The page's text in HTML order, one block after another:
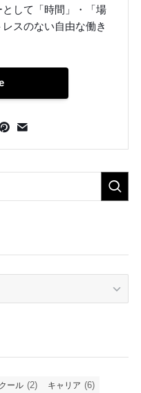
して「時間」・「場
スのない自由な働き
ール (2) キャリア (6)